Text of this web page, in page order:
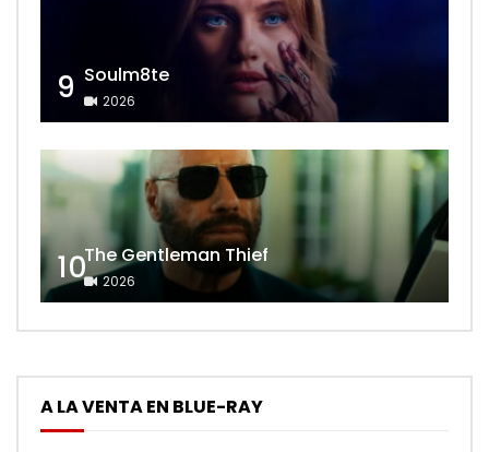
9 Soulm8te
2026
10The Gentleman Thief
2026
A LA VENTA EN BLUE-RAY